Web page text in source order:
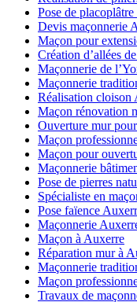
Pose de
Devis maçonnerie
Maçon pour
Création d’allées
Maçonnerie de
Maçonnerie
Réalisation cloison
Maçon rénovation
Ouverture mur
Maçon
Maçon pour
Maçonnerie
Pose de pierres
Spécialiste en
Pose faïence
Maçonnerie
Maçon à Auxerre
Réparation mur à
Maçonnerie
Maçon
Travaux de